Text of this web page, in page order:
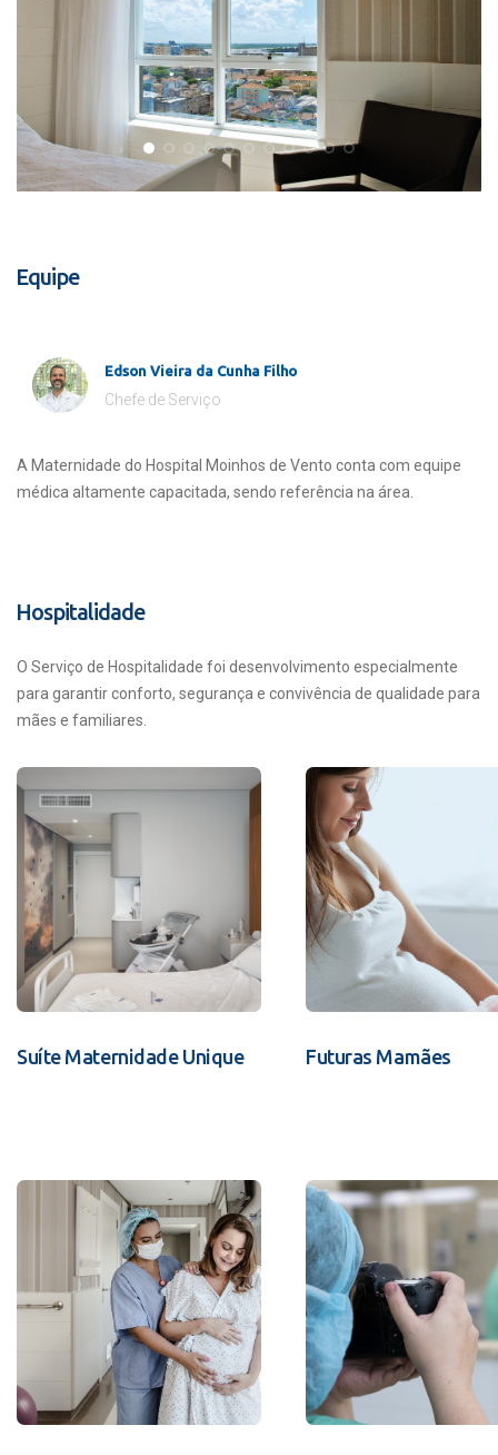
Equipe
Edson Vieira da Cunha Filho
Chefe de Serviço
A Maternidade do Hospital Moinhos de Vento conta com equipe
médica altamente capacitada, sendo referência na área.
Hospitalidade
O Serviço de Hospitalidade foi desenvolvimento especialmente
para garantir conforto, segurança e convivência de qualidade para
mães e familiares.
Suíte Maternidade Unique Futuras Mamães